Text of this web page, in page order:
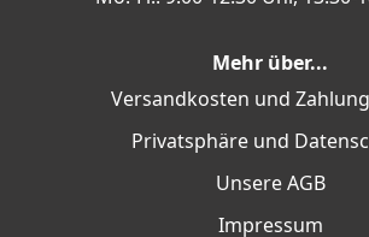
Mehr über...
Versandkosten und
Privatsphäre und
Unsere AGB
Impressum